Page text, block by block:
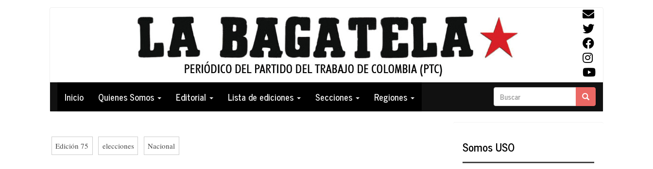
Navegación
principal
Inicio Quienes Somos Editorial Lista de ediciones Secciones Regiones Buscar Buscar
Edición 75 elecciones Nacional Somos USO